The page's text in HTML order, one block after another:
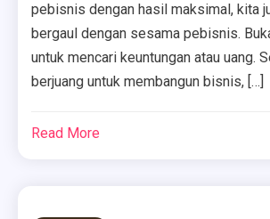
pebisnis dengan hasil maksimal, kita
bergaul dengan sesama pebisnis.
untuk mencari keuntungan atau uang.
berjuang untuk membangun bisnis, […]
Read More